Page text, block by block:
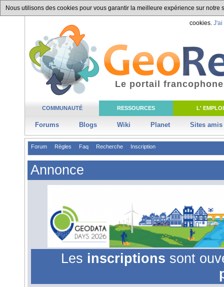
Nous utilisons des cookies pour vous garantir la meilleure expérience sur
cookies. J'ai
COMMUNAUTÉ RESSOURCES L' EMPLOI
Forums Blogs Wiki Planet Sites amis
Le portail
Forum Règles Faq Recherche Inscription
Annonce
Les inscriptions sont